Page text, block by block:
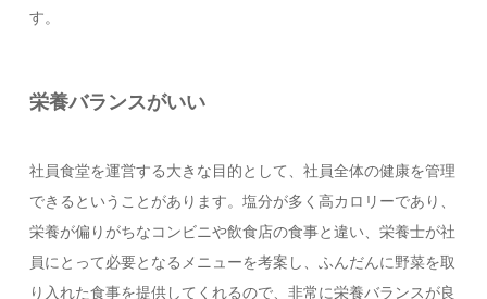
す。
栄養バランスがいい
社員食堂を運営する大きな目的として、社員全体の健康を管理
できるということがあります。塩分が多く高カロリーであり、
栄養が偏りがちなコンビニや飲食店の食事と違い、栄養士が社
員にとって必要となるメニューを考案し、ふんだんに野菜を取
り入れた食事を提供してくれるので、非常に栄養バランスが良